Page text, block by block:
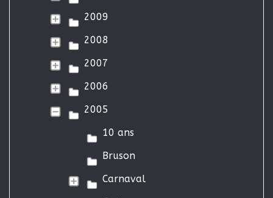
2009
2008
2007
2006
2005
10 ans
Bruson
Carnaval